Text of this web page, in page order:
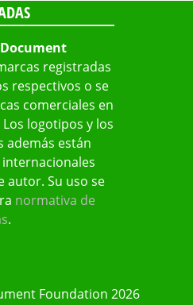
registradas
respectivos o se
comerciales en
logotipos y los
además están
autor. Su uso se
normativa de
.
Foundation 2026